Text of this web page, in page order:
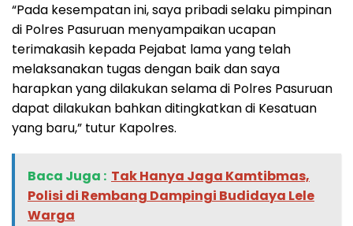
“Pada kesempatan ini, saya pribadi selaku pimpinan
di Polres Pasuruan menyampaikan ucapan
terimakasih kepada Pejabat lama yang telah
melaksanakan tugas dengan baik dan saya
harapkan yang dilakukan selama di Polres Pasuruan
dapat dilakukan bahkan ditingkatkan di Kesatuan
yang baru,” tutur Kapolres.
Baca Juga : Tak Hanya Jaga Kamtibmas,
Polisi di Rembang Dampingi Budidaya Lele
Warga